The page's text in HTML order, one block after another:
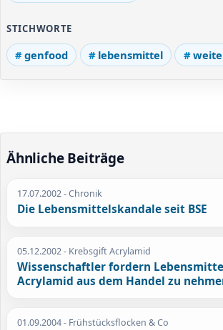
STICHWORTE
genfood lebensmittel
Ähnliche Beiträge
17.07.2002- Chronik
Die Lebensmittelskandale seit BSE
05.12.2002- Krebsgift Acrylamid
Wissenschaftler fordern
Acrylamid aus dem Handel zu
01.09.2004- Frühstücksflocken & Co